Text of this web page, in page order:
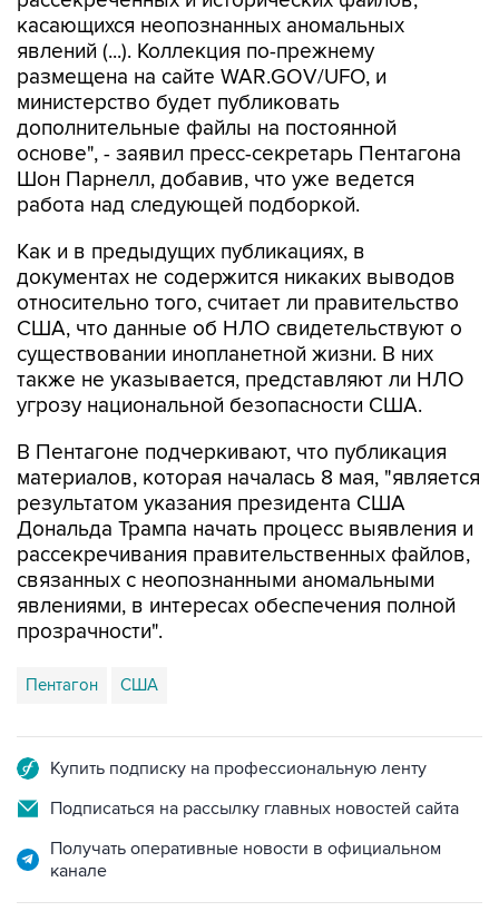
касающихся неопознанных аномальных
явлений (...). Коллекция по-прежнему
размещена на сайте WAR.GOV/UFO, и
министерство будет публиковать
дополнительные файлы на постоянной
основе", - заявил пресс-секретарь Пентагона
Шон Парнелл, добавив, что уже ведется
работа над следующей подборкой.
Как и в предыдущих публикациях, в
документах не содержится никаких выводов
относительно того, считает ли правительство
США, что данные об НЛО свидетельствуют о
существовании инопланетной жизни. В них
также не указывается, представляют ли НЛО
угрозу национальной безопасности США.
В Пентагоне подчеркивают, что публикация
материалов, которая началась 8 мая, "является
результатом указания президента США
Дональда Трампа начать процесс выявления и
рассекречивания правительственных файлов,
связанных с неопознанными аномальными
явлениями, в интересах обеспечения полной
прозрачности".
Пентагон США
Купить подписку на профессиональную ленту
Подписаться на рассылку главных новостей сайта
Получать оперативные новости в официальном
канале